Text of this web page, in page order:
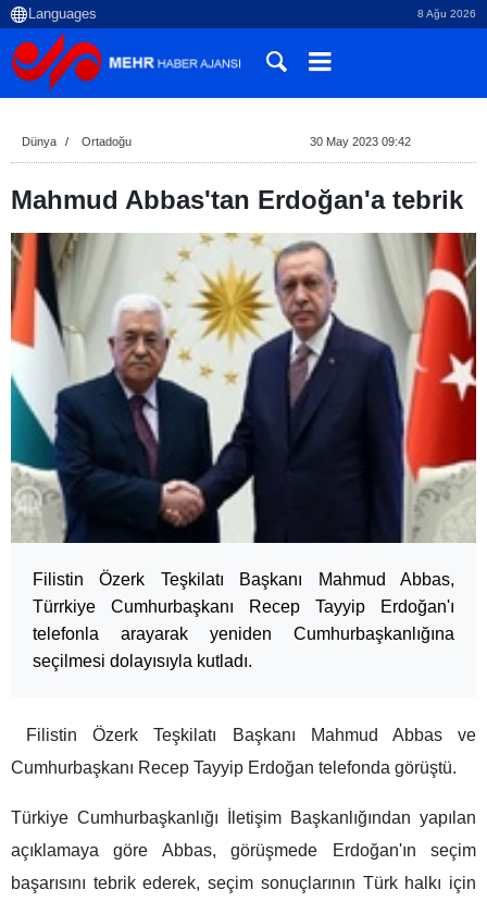
8 Ağu 2026
Dünya Ortadoğu 30 May 2023 09:42
Mahmud Abbas'tan Erdoğan'a tebrik
Filistin Özerk Teşkilatı Başkanı Mahmud Abbas,
Türrkiye Cumhurbaşkanı Recep Tayyip Erdoğan'ı
telefonla arayarak yeniden Cumhurbaşkanlığına
seçilmesi dolayısıyla kutladı.
Filistin Özerk Teşkilatı Başkanı Mahmud Abbas ve
Cumhurbaşkanı Recep Tayyip Erdoğan telefonda görüştü.
Türkiye Cumhurbaşkanlığı İletişim Başkanlığından yapılan
açıklamaya göre Abbas, görüşmede Erdoğan'ın seçim
başarısını tebrik ederek, seçim sonuçlarının Türk halkı için